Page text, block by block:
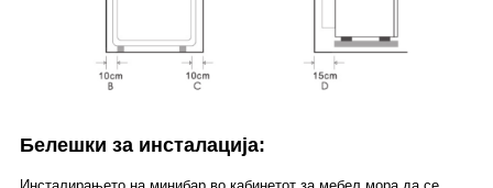
Белешки за инсталација: